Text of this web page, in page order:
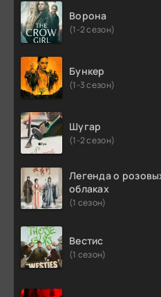
Ворона
(1-2 сезон)
Бункер
(1-3 сезон)
Шугар
(1-2 сезон)
Легенда о
облаках
(1 сезон)
Вестис
(1 сезон)